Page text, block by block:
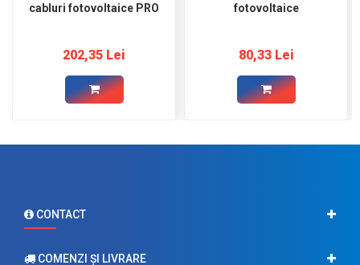
cabluri fotovoltaice PRO
202,35 Lei
fotovoltaice
80,33 Lei
CONTACT
COMENZI ŞI LIVRARE